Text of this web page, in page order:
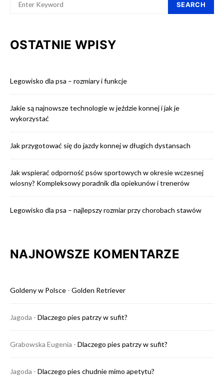
SEARCH
OSTATNIE WPISY
Legowisko dla psa – rozmiary i funkcje
Jakie są najnowsze technologie w jeździe konnej i jak je
wykorzystać
Jak przygotować się do jazdy konnej w długich dystansach
Jak wspierać odporność psów sportowych w okresie wczesnej
wiosny? Kompleksowy poradnik dla opiekunów i trenerów
Legowisko dla psa – najlepszy rozmiar przy chorobach stawów
NAJNOWSZE KOMENTARZE
Goldeny w Polsce - Golden Retriever
Jagoda - Dlaczego pies patrzy w sufit?
Grabowska Eugenia - Dlaczego pies patrzy w sufit?
Jagoda - Dlaczego pies chudnie mimo apetytu?